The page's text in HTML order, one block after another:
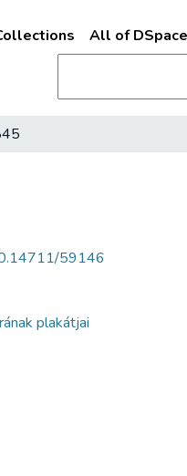
All of DSpace
59146
plakátjai